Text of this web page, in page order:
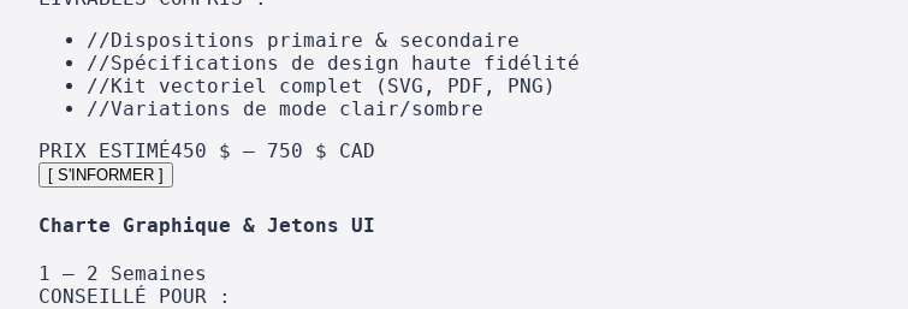
//Dispositions primaire & secondaire
//Spécifications de design haute fidélité
//Kit vectoriel complet (SVG, PDF, PNG)
//Variations de mode clair/sombre
PRIX ESTIMÉ450 $ – 750 $ CAD
[ S'INFORMER ]
Charte Graphique & Jetons UI
1 – 2 Semaines
CONSEILLÉ POUR :